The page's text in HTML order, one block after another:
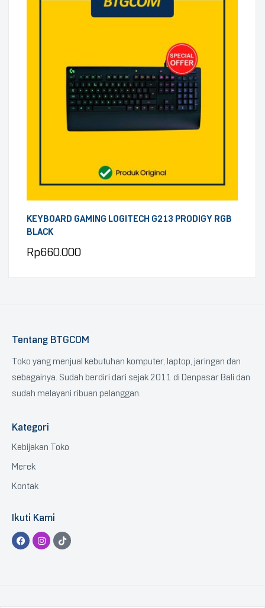
KEYBOARD GAMING LOGITECH G213 PRODIGY RGB
BLACK
Rp660.000
Tentang BTGCOM
Toko yang menjual kebutuhan komputer, laptop, jaringan dan
sebagainya. Sudah berdiri dari sejak 2011 di Denpasar Bali dan
sudah melayani ribuan pelanggan.
Kategori
Kebijakan Toko
Merek
Kontak
Ikuti Kami